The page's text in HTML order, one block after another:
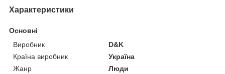
Характеристики
Основні
Виробник
D&K
Країна виробник
Україна
Жанр
Люди